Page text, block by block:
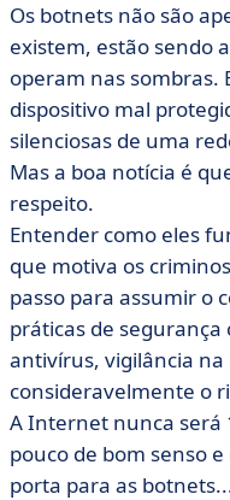
Os botnets não são
existem, estão sendo
operam nas sombras.
dispositivo mal
silenciosas de uma
Mas a boa notícia é
respeito.
Entender como eles
que motiva os
passo para assumir o
práticas de segurança
antivírus, vigilância
consideravelmente o
A Internet nunca será
pouco de bom senso
porta para as